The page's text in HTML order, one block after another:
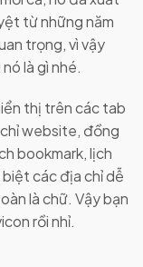
từ những năm
trọng, vì vậy
là gì nhé.
thị trên các tab
website, đồng
bookmark, lịch
các địa chỉ dễ
là chữ. Vậy bạn
rồi nhỉ.